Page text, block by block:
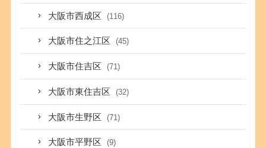
大阪市西成区 (116)
大阪市住之江区 (45)
大阪市住吉区 (71)
大阪市東住吉区 (32)
大阪市生野区 (71)
大阪市平野区 (9)